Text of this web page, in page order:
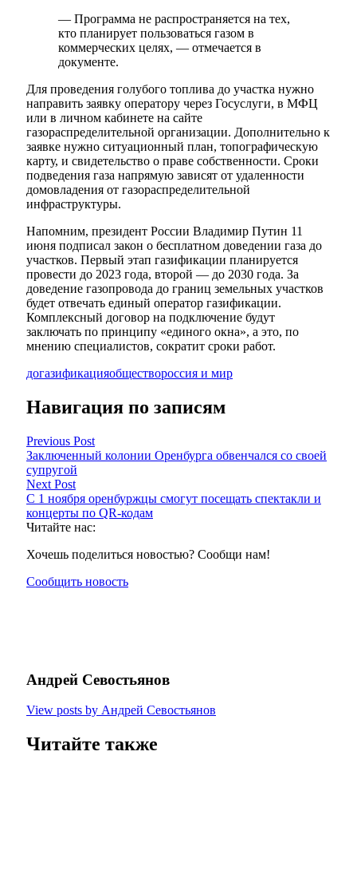
— Программа не распространяется на тех,
кто планирует пользоваться газом в
коммерческих целях, — отмечается в
документе.
Для проведения голубого топлива до участка нужно
направить заявку оператору через Госуслуги, в МФЦ
или в личном кабинете на сайте
газораспределительной организации. Дополнительно к
заявке нужно ситуационный план, топографическую
карту, и свидетельство о праве собственности. Сроки
подведения газа напрямую зависят от удаленности
домовладения от газораспределительной
инфраструктуры.
Напомним, президент России Владимир Путин 11
июня подписал закон о бесплатном доведении газа до
участков. Первый этап газификации планируется
провести до 2023 года, второй — до 2030 года. За
доведение газопровода до границ земельных участков
будет отвечать единый оператор газификации.
Комплексный договор на подключение будут
заключать по принципу «единого окна», а это, по
мнению специалистов, сократит сроки работ.
догазификацияобществороссия и мир
Навигация по записям
Previous Post
Заключенный колонии Оренбурга обвенчался со своей
супругой
Next Post
С 1 ноября оренбуржцы смогут посещать спектакли и
концерты по QR-кодам
Читайте нас:
Хочешь поделиться новостью? Сообщи нам!
Сообщить новость
Андрей Севостьянов
View posts by Андрей Севостьянов
Читайте также